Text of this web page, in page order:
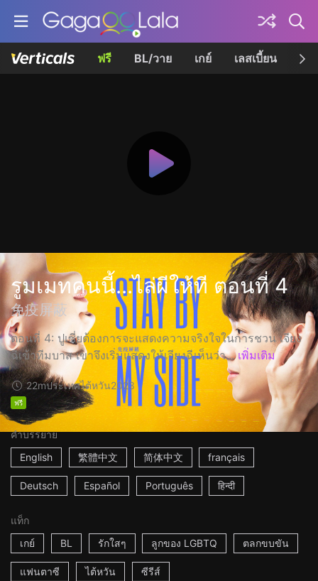
ฟรี BL/วาย เกย์ เลสเบี้ยน เค
รูมเมทคนนี้...ไล่ผีให้ที ตอนที่ 4
免疫屏蔽
ตอนที่ 4: ปูเซี่ยต้องการจะแสดงความจริงใจในการชวน เจียง
ฉีเข้าทีมบาส เขาจึงเริ่มแสดงให้เจียงฉีเห็นว่า... เพิ่มเติม
22mประเทศไต้หวัน2023
ฟรี
คำบรรยาย
English
繁體中文 简体中文 français
Deutsch Español Português हिन्दी
แท็ก
เกย์
BL รักใสๆ ลูกของ LGBTQ ตลกขบขัน
แฟนตาซี ไต้หวัน ซีรีส์